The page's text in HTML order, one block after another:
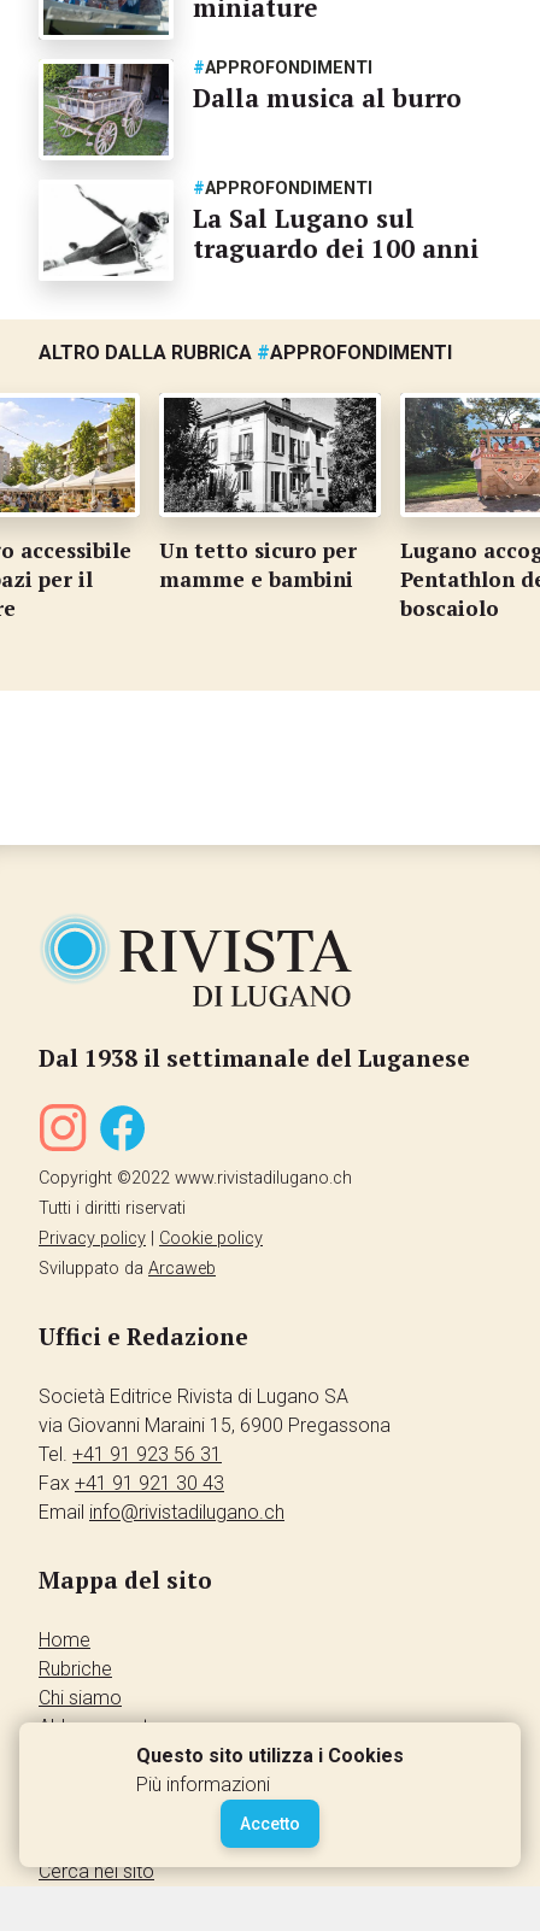
miniature
#APPROFONDIMENTI
Dalla musica al burro
#APPROFONDIMENTI
La Sal Lugano sul
traguardo dei 100 anni
ALTRO DALLA RUBRICA #APPROFONDIMENTI
accessibile
per il
Un tetto sicuro per
mamme e bambini
Lugano
Pentathlon
boscaiolo
Dal 1938 il settimanale del Luganese
Copyright ©2022 www.rivistadilugano.ch
Tutti i diritti riservati
Privacy policy
Cookie policy
Sviluppato da Arcaweb
Uffici e Redazione
Società Editrice Rivista di Lugano SA
via Giovanni Maraini 15, 6900 Pregassona
Tel. +41 91 923 56 31
Fax +41 91 921 30 43
Email info@rivistadilugano.ch
Mappa del sito
Home
Rubriche
Chi siamo
Abbonamento
Annunci dei lettori
Cerca nel sito
Questo sito utilizza i Cookies
Più informazioni
Accetto